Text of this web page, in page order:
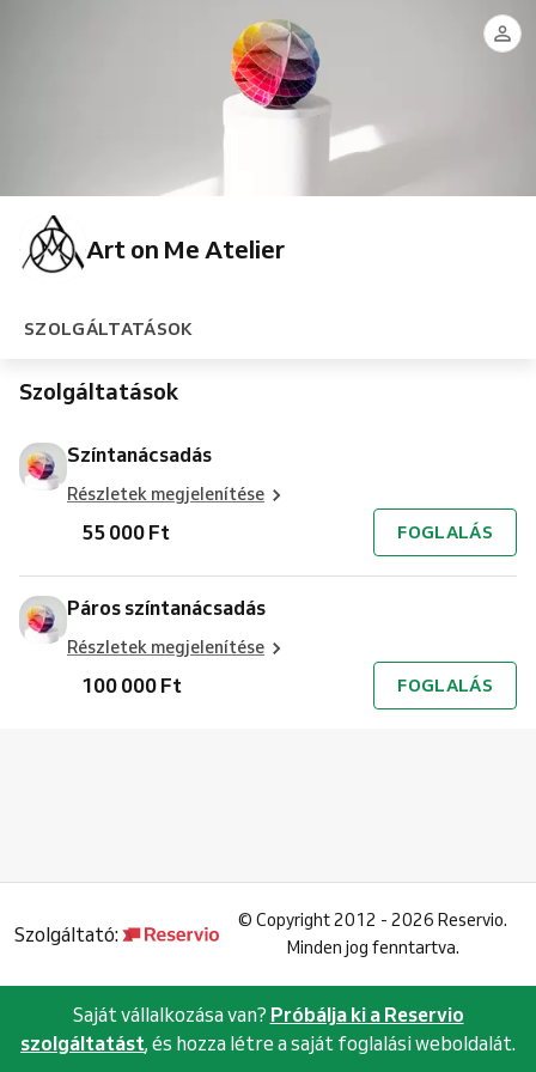
Art on Me Atelier
SZOLGÁLTATÁSOK
Szolgáltatások
Színtanácsadás
Részletek megjelenítése
55 000 Ft FOGLALÁS
Páros színtanácsadás
Részletek megjelenítése
100 000 Ft FOGLALÁS
Szolgáltató:
© Copyright 2012 - 2026 Reservio.
Minden jog fenntartva.
Saját vállalkozása van? Próbálja ki a Reservio
szolgáltatást, és hozza létre a saját foglalási weboldalát.